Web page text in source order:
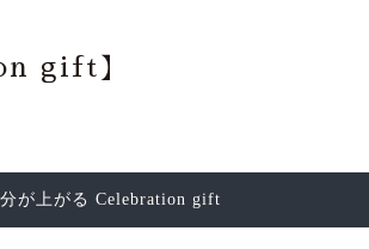
gift】
が上がる Celebration gift